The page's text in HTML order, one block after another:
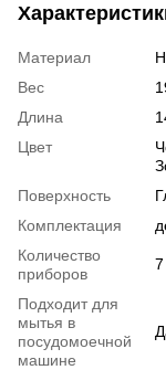
Материал
Вес
Длина
Цвет
Поверхность
Комплектация
Количество
приборов
7
Подходит для
мытья в
посудомоечной
машине